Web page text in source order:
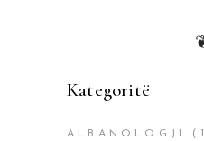
Kategoritë
ALBANOLOGJI